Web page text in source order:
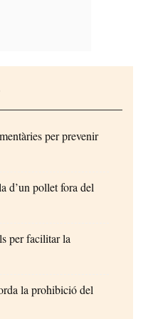
per prevenir
d’un pollet fora del
per facilitar la
la prohibició del